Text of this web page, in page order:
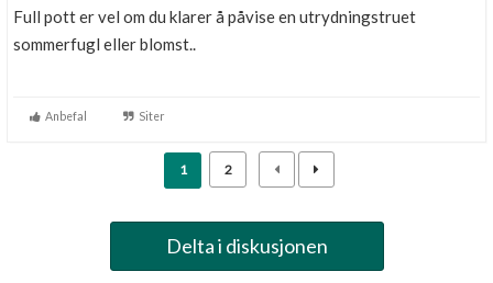
Full pott er vel om du klarer å påvise en utrydningstruet
sommerfugl eller blomst..
Anbefal Siter
1 2
Delta i diskusjonen